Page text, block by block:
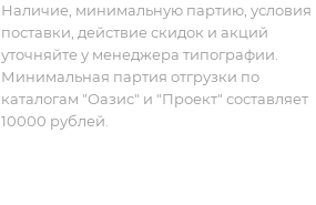
Мериносовая шерсть удивительно
мягкая и гладкая: она очень приятна на
ощупь, не колется и не вызывает
раздражение кожи. Изделия из 50%
шерсти мериноса с добавлением 50%
Наличие, минимальную партию, условия
поставки, действие скидок и акций
уточняйте у менеджера типографии.
Минимальная партия отгрузки по
каталогам "Оазис" и "Проект" составляет
10000 рублей.